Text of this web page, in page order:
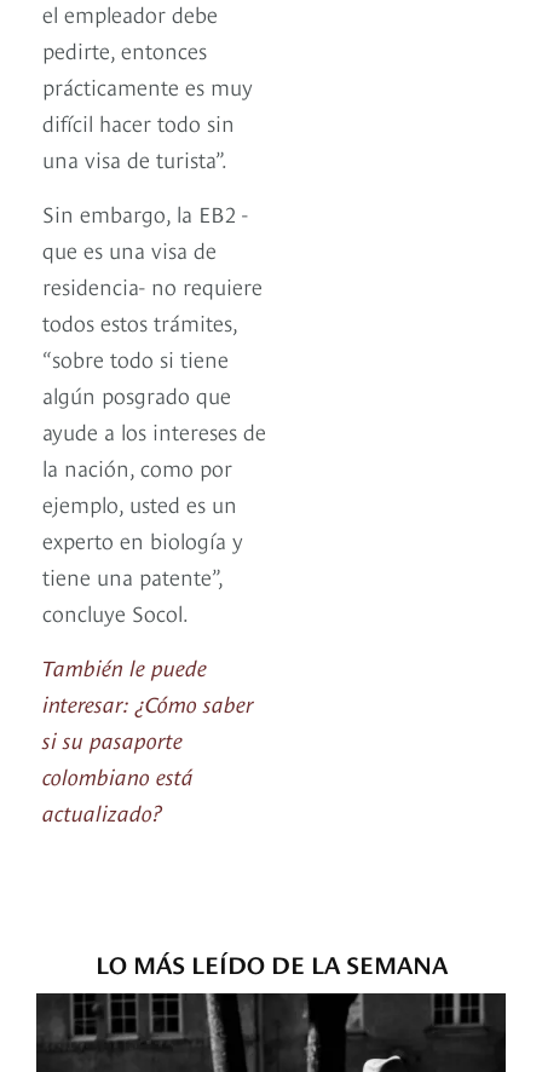
el empleador debe
pedirte, entonces
prácticamente es muy
difícil hacer todo sin
una visa de turista”.
Sin embargo, la EB2 -
que es una visa de
residencia- no requiere
todos estos trámites,
“sobre todo si tiene
algún posgrado que
ayude a los intereses de
la nación, como por
ejemplo, usted es un
experto en biología y
tiene una patente”,
concluye Socol.
También le puede
interesar: ¿Cómo saber
si su pasaporte
colombiano está
actualizado?
LO MÁS LEÍDO DE LA SEMANA